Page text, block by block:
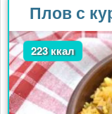
Плов с
223 ккал